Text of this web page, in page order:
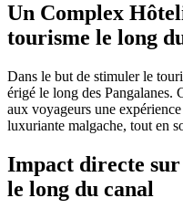
Un Complex
tourisme le long
Dans le but de stimuler le
érigé le long des Pangalanes.
aux voyageurs une
luxuriante malgache, tout en
Impact directe
le long du canal